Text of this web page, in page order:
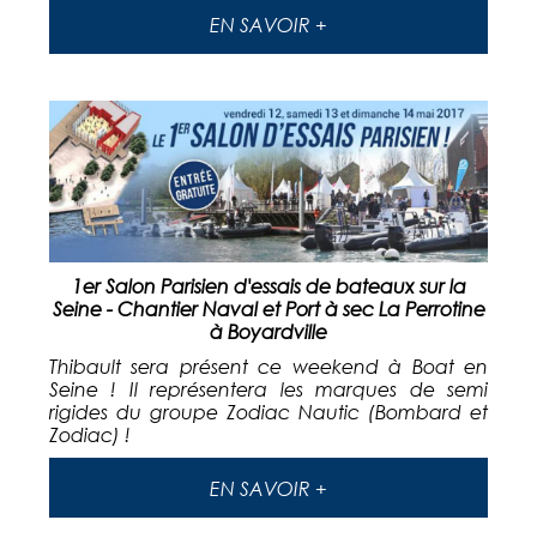
EN SAVOIR +
1er Salon Parisien d'essais de bateaux sur la
Seine - Chantier Naval et Port à sec La Perrotine
à Boyardville
Thibault sera présent ce weekend à Boat en
Seine ! Il représentera les marques de semi
rigides du groupe Zodiac Nautic (Bombard et
Zodiac) !
EN SAVOIR +